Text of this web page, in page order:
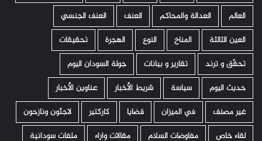
العالم
العدالة والمحاكم العنف
العنف الجنسي
العين الثالثة
المناخ النوع الهجرة
تحقيقات
تحقّق و ترند
تقارير و بيانات
جولة السودان اليوم
حديث اليوم
سياسة شريط الأخبار
عناوين الأخبار
غير مصنف
في الميزان قضايا كاركتير
لاجئون ونازحون
لقاء خاص
مفاوضات السلام مقالات واراء ملفات سودانية